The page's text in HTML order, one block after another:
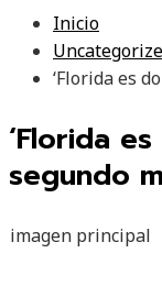
Inicio
‘Florida es
‘Florida
segundo
imagen principal